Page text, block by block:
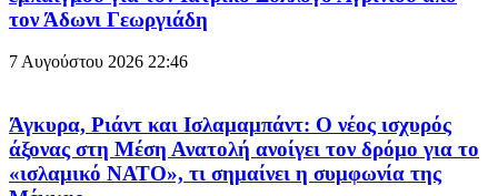
τον Άδωνι Γεωργιάδη
7 Αυγούστου 2026 22:46
Άγκυρα, Ριάντ και Ισλαμαμπάντ: Ο νέος ισχυρός
άξονας στη Μέση Ανατολή ανοίγει τον δρόμο για το
«ισλαμικό ΝΑΤΟ», τι σημαίνει η συμφωνία της